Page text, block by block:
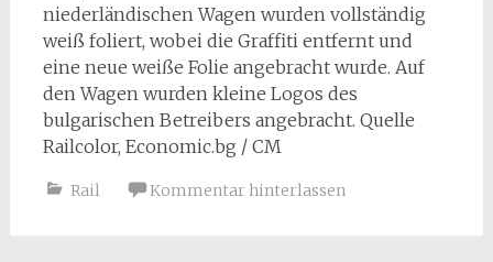
niederländischen Wagen wurden vollständig
weiß foliert, wobei die Graffiti entfernt und
eine neue weiße Folie angebracht wurde. Auf
den Wagen wurden kleine Logos des
bulgarischen Betreibers angebracht. Quelle
Railcolor, Economic.bg / CM
Rail Kommentar hinterlassen